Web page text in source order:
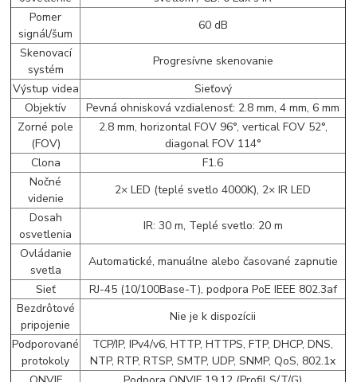
Pomer
signál/šum
60 dB
Skenovací
systém
Progresívne skenovanie
Výstup videa
Sieťový
Objektív
Pevná ohnisková vzdialenosť: 2.8 mm, 4 mm, 6 mm
Zorné pole
(FOV)
2.8 mm, horizontal FOV 96°, vertical FOV 52°,
diagonal FOV 114°
Clona
F1.6
Nočné
videnie
2× LED (teplé svetlo 4000K), 2× IR LED
Dosah
osvetlenia
IR: 30 m, Teplé svetlo: 20 m
Ovládanie
svetla
Automatické, manuálne alebo časované zapnutie
Sieť
RJ-45 (10/100Base-T), podpora PoE IEEE 802.3af
Bezdrôtové
pripojenie
Nie je k dispozícii
Podporované
protokoly
TCP/IP, IPv4/v6, HTTP, HTTPS, FTP, DHCP, DNS,
NTP, RTP, RTSP, SMTP, UDP, SNMP, QoS, 802.1x